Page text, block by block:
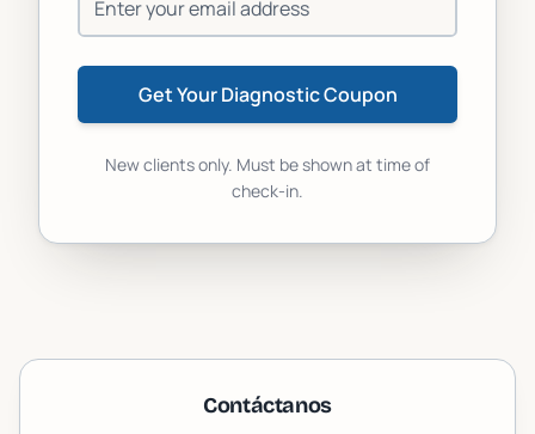
Get Your Diagnostic Coupon
New clients only. Must be shown at time of
check-in.
Contáctanos